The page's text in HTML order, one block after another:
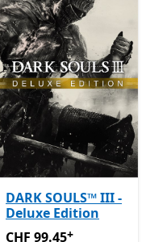
DARK SOULS™ III -
Deluxe Edition
CHF 99.45Avec des achats
CHF 99.45+